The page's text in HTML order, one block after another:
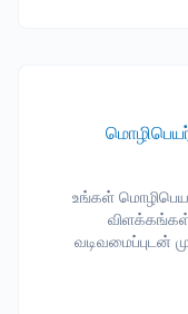
உங்கள்
வடிவமைப்புடன்